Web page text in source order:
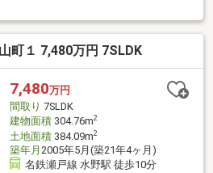
動産ショップ顧客満足度93.7％！●地
市内や近郊市町村からの転居のご
備！●営業全員が宅地建物取引士！●
上の情報！●住宅ローン承認実績多
さい●物件のマイナスポイントもち
もチェック！
町１ 7,480万円 7SLDK
7,480万円
間取り 7SLDK
建物面積304.76m2
土地面積384.09m2
築年月 2005年5月(築21年4ヶ月)
名鉄瀬戸線 水野駅 徒歩10分